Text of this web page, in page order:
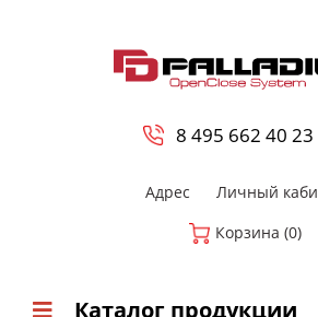
8 495 662 40 23
Адрес
Личный
Корзина (0)
Каталог продукции